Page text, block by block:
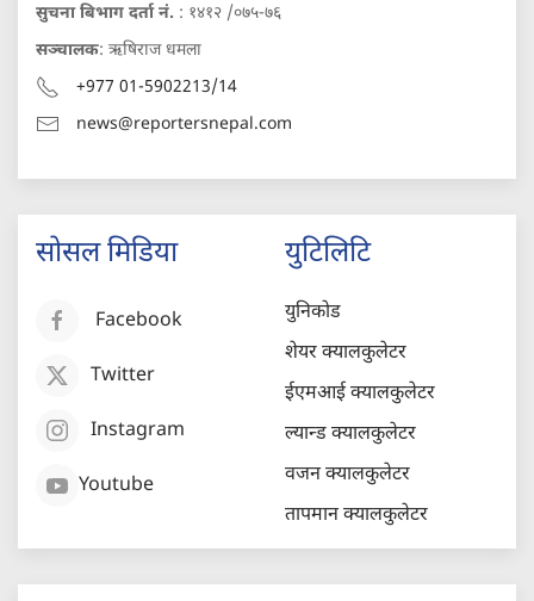
सुचना बिभाग दर्ता नं. : १४१२ /०७५-७६
सञ्चालक: ऋषिराज धमला
+977 01-5902213/14
news@reportersnepal.com
सोसल मिडिया
Facebook
Twitter
Instagram
Youtube
युटिलिटि
युनिकोड
शेयर क्यालकुलेटर
ईएमआई क्यालकुलेटर
ल्यान्ड क्यालकुलेटर
वजन क्यालकुलेटर
तापमान क्यालकुलेटर